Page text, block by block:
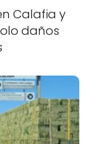
Calafia y
daños